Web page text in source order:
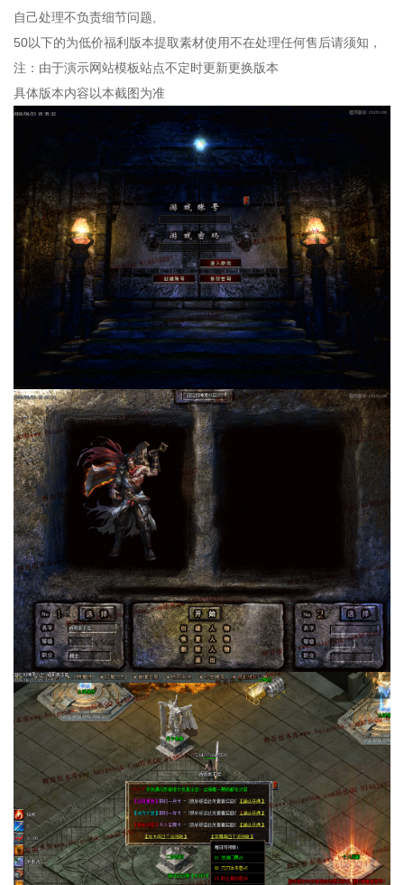
自己处理不负责细节问题,
50以下的为低价福利版本提取素材使用不在处理任何售后请须知，
注：由于演示网站模板站点不定时更新更换版本
具体版本内容以本截图为准